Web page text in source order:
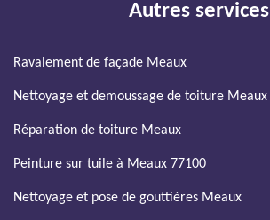
Autres services
Ravalement de façade Meaux
Nettoyage et demoussage de toiture Meaux
Réparation de toiture Meaux
Peinture sur tuile à Meaux 77100
Nettoyage et pose de gouttières Meaux